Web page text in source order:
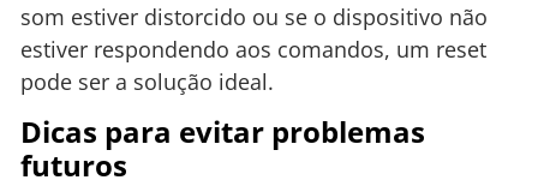
som estiver distorcido ou se o dispositivo não
estiver respondendo aos comandos, um reset
pode ser a solução ideal.
Dicas para evitar problemas
futuros